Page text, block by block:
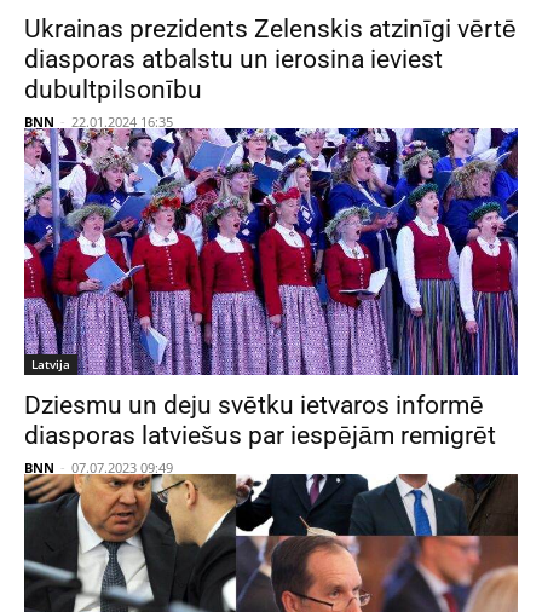
Ukrainas prezidents Zelenskis atzinīgi vērtē
diasporas atbalstu un ierosina ieviest
dubultpilsonību
BNN - 22.01.2024 16:35
Latvija
Dziesmu un deju svētku ietvaros informē
diasporas latviešus par iespējām remigrēt
BNN - 07.07.2023 09:49